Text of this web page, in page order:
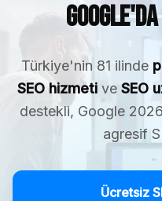
Google'da
Türkiye'nin 81 ilinde
SEO hizmetive SEO
destekli, Google
agresif
Ücretsiz